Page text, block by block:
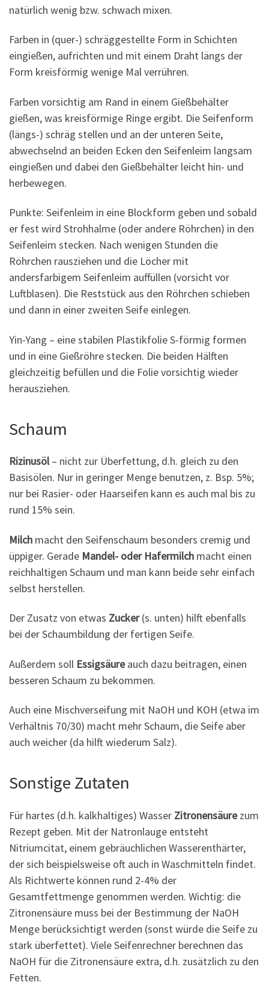
natürlich wenig bzw. schwach mixen.
Farben in (quer-) schräggestellte Form in Schichten
eingießen, aufrichten und mit einem Draht längs der
Form kreisförmig wenige Mal verrühren.
Farben vorsichtig am Rand in einem Gießbehälter
gießen, was kreisförmige Ringe ergibt. Die Seifenform
(längs-) schräg stellen und an der unteren Seite,
abwechselnd an beiden Ecken den Seifenleim langsam
eingießen und dabei den Gießbehälter leicht hin- und
herbewegen.
Punkte: Seifenleim in eine Blockform geben und sobald
er fest wird Strohhalme (oder andere Röhrchen) in den
Seifenleim stecken. Nach wenigen Stunden die
Röhrchen rausziehen und die Löcher mit
andersfarbigem Seifenleim auffüllen (vorsicht vor
Luftblasen). Die Reststück aus den Röhrchen schieben
und dann in einer zweiten Seife einlegen.
Yin-Yang – eine stabilen Plastikfolie S-förmig formen
und in eine Gießröhre stecken. Die beiden Hälften
gleichzeitig befüllen und die Folie vorsichtig wieder
herausziehen.
Schaum
Rizinusöl– nicht zur Überfettung, d.h. gleich zu den
Basisölen. Nur in geringer Menge benutzen, z. Bsp. 5%;
nur bei Rasier- oder Haarseifen kann es auch mal bis zu
rund 15% sein.
Milch macht den Seifenschaum besonders cremig und
üppiger. Gerade Mandel- oder Hafermilch macht einen
reichhaltigen Schaum und man kann beide sehr einfach
selbst herstellen.
Der Zusatz von etwas Zucker(s. unten) hilft ebenfalls
bei der Schaumbildung der fertigen Seife.
Außerdem soll Essigsäureauch dazu beitragen, einen
besseren Schaum zu bekommen.
Auch eine Mischverseifung mit NaOH und KOH (etwa im
Verhältnis 70/30) macht mehr Schaum, die Seife aber
auch weicher (da hilft wiederum Salz).
Sonstige Zutaten
Für hartes (d.h. kalkhaltiges) Wasser Zitronensäurezum
Rezept geben. Mit der Natronlauge entsteht
Nitriumcitat, einem gebräuchlichen Wasserenthärter,
der sich beispielsweise oft auch in Waschmitteln findet.
Als Richtwerte können rund 2-4% der
Gesamtfettmenge genommen werden. Wichtig: die
Zitronensäure muss bei der Bestimmung der NaOH
Menge berücksichtigt werden (sonst würde die Seife zu
stark überfettet). Viele Seifenrechner berechnen das
NaOH für die Zitronensäure extra, d.h. zusätzlich zu den
Fetten.